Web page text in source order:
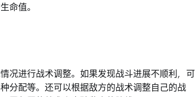
命值。
况进行战术调整。如果发现战斗进展不顺利，可
分配等。还可以根据敌方的战术调整自己的战